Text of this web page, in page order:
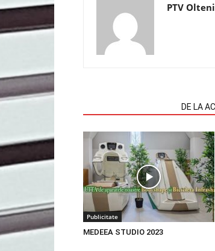
PTV
DE LA
Publicitate
MEDEEA STUDIO 2023